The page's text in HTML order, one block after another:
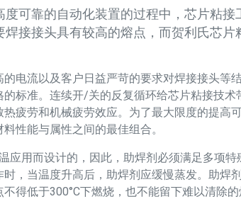
度可靠的自动化装置的过程中，芯片粘
焊接接头具有较高的熔点，而贺利氏芯
电流以及客户日益严苛的要求对焊接接头等
标准。连续开/关的反复循环给芯片粘接技术
疲劳和机械疲劳效应。为了最大限度的提高
性能与属性之间的最佳组合。
应用而设计的，因此，助焊剂必须满足多项特
，当温度升高后，助焊剂应缓慢蒸发。助焊
得低于300°C下燃烧，也不能留下难以清除